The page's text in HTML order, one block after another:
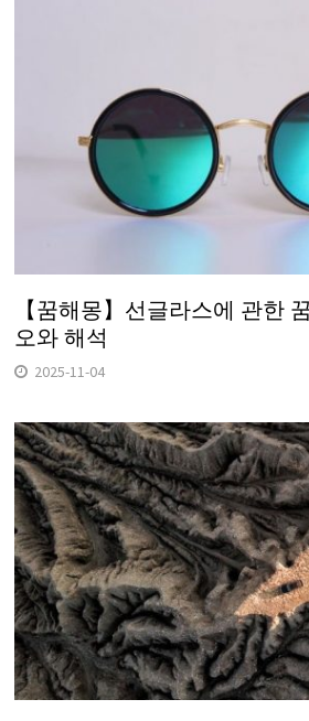
【꿈해몽】선글라스에 관한
오와 해석
2025-11-04